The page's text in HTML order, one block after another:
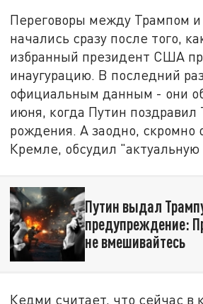
Переговоры между Трампом
начались сразу после того,
избранный президент США
инаугурацию. В последний
официальным данным - они
июня, когда Путин
рождения. А заодно, скромно
Кремле, обсудил "актуальную
Путин выдал
предупреждение:
не вмешивайтесь
Кедми считает, что сейчас в